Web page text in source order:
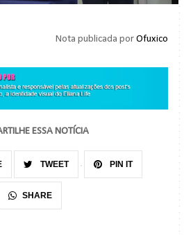
Nota publicada por Ofuxico
ESSA NOTÍCIA
TWEET PIN IT
SHARE